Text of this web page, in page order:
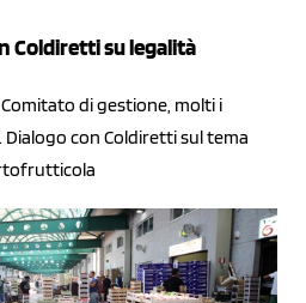
Coldiretti su legalità
di gestione, molti i
con Coldiretti sul tema